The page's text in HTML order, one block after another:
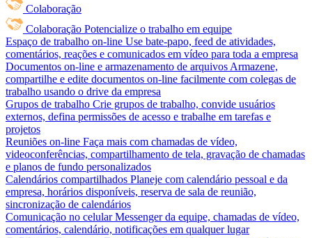
Colaboração
Colaboração Potencialize o trabalho em equipe
Espaço de trabalho on-line Use bate-papo, feed de atividades,
comentários, reações e comunicados em vídeo para toda a empresa
Documentos on-line e armazenamento de arquivos Armazene,
compartilhe e edite documentos on-line facilmente com colegas de
trabalho usando o drive da empresa
Grupos de trabalho Crie grupos de trabalho, convide usuários
externos, defina permissões de acesso e trabalhe em tarefas e
projetos
Reuniões on-line Faça mais com chamadas de vídeo,
videoconferências, compartilhamento de tela, gravação de chamadas
e planos de fundo personalizados
Calendários compartilhados Planeje com calendário pessoal e da
empresa, horários disponíveis, reserva de sala de reunião,
sincronização de calendários
Comunicação no celular Messenger da equipe, chamadas de vídeo,
comentários, calendário, notificações em qualquer lugar